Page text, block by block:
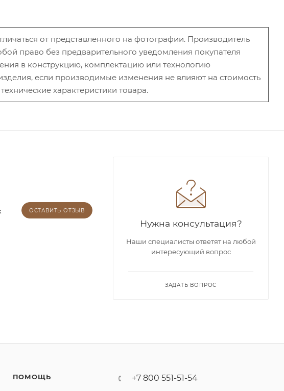
от представленного на фотографии. Производитель
право без предварительного уведомления покупателя
в конструкцию, комплектацию или технологию
если производимые изменения не влияют на стоимость
характеристики товара.
ОСТАВИТЬ ОТЗЫВ
Нужна консультация?
Наши специалисты ответят на любой
интересующий вопрос
ЗАДАТЬ ВОПРОС
ПОМОЩЬ +7 800 551-51-54